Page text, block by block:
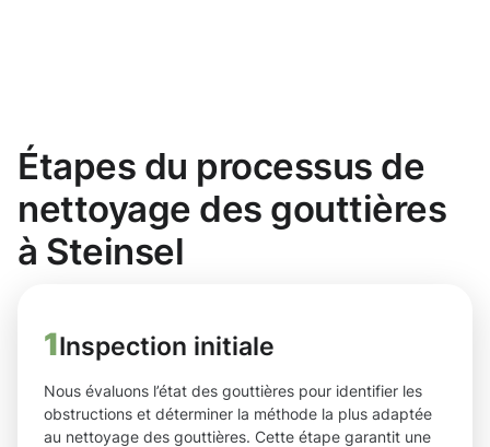
Étapes du processus de
nettoyage des gouttières
à Steinsel
1Inspection initiale
Nous évaluons l’état des gouttières pour identifier les
obstructions et déterminer la méthode la plus adaptée
au nettoyage des gouttières. Cette étape garantit une